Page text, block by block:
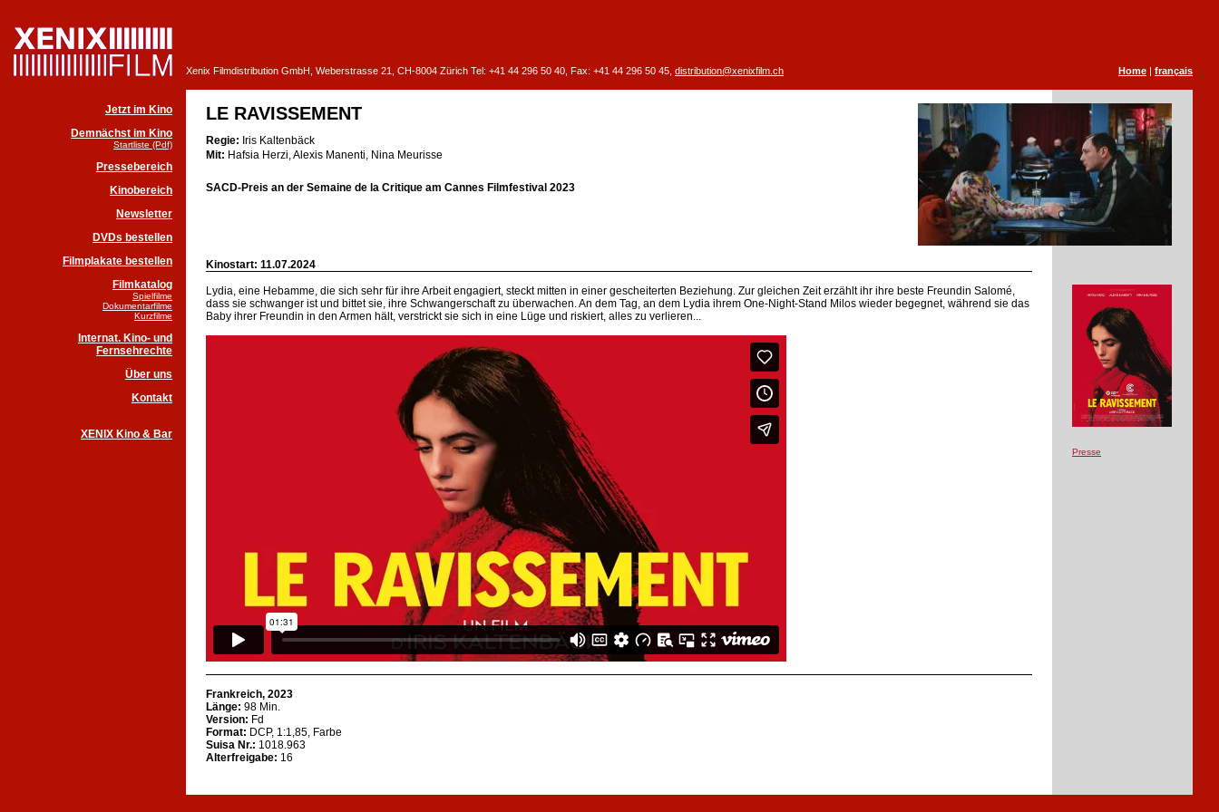
Xenix Filmdistribution GmbH, Weberstrasse 21, CH-8004 Zürich Tel: +41 44 296 50 40, Fax: +41 44 296 50 45, distribution@xenixfilm.ch Home | français
Jetzt im Kino
Demnächst im Kino
Startliste (Pdf)
Pressebereich
Kinobereich
Newsletter
DVDs bestellen
Filmplakate bestellen
Filmkatalog
Spielfilme
Dokumentarfilme
Kurzfilme
Internat. Kino- und
Fernsehrechte
Über uns
Kontakt
XENIX Kino & Bar
LE RAVISSEMENT
Regie: Iris Kaltenbäck
Mit: Hafsia Herzi, Alexis Manenti, Nina Meurisse
SACD-Preis an der Semaine de la Critique am Cannes Filmfestival 2023
Kinostart: 11.07.2024
Lydia, eine Hebamme, die sich sehr für ihre Arbeit engagiert, steckt mitten in einer gescheiterten Beziehung. Zur gleichen Zeit erzählt ihr ihre beste Freundin Salomé,
dass sie schwanger ist und bittet sie, ihre Schwangerschaft zu überwachen. An dem Tag, an dem Lydia ihrem One-Night-Stand Milos wieder begegnet, während sie das
Baby ihrer Freundin in den Armen hält, verstrickt sie sich in eine Lüge und riskiert, alles zu verlieren...
Presse
Frankreich, 2023
Länge: 98 Min.
Version: Fd
Format: DCP, 1:1,85, Farbe
Suisa Nr.: 1018.963
Alterfreigabe: 16